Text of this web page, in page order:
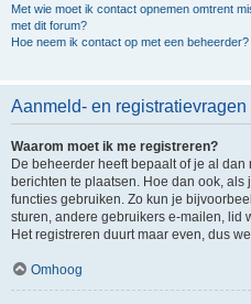
Met wie moet ik contact opnemen omtrent
met dit forum?
Hoe neem ik contact op met een beheerder?
Aanmeld- en registratievragen
Waarom moet ik me registreren?
De beheerder heeft bepaalt of je al
berichten te plaatsen. Hoe dan ook,
functies gebruiken. Zo kun je
sturen, andere gebruikers e-mailen, lid
Het registreren duurt maar even, dus
Omhoog